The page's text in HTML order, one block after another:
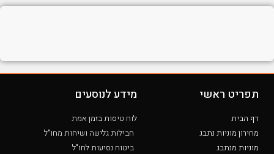
תפריט ראשי
דף הבית
מחירון מוניות נתבג
מוניות מנתבג
מידע לנוסעים
לוח טיסות בזמן אמת
חבילות גלישה ושיחות מחו"ל
ביטוח נסיעות לחו"ל